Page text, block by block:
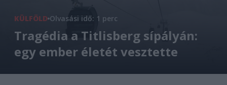
KÜLFÖLD Olvasási idő: 1 perc
Tragédia a Titlisberg sípályán:
egy ember életét vesztette